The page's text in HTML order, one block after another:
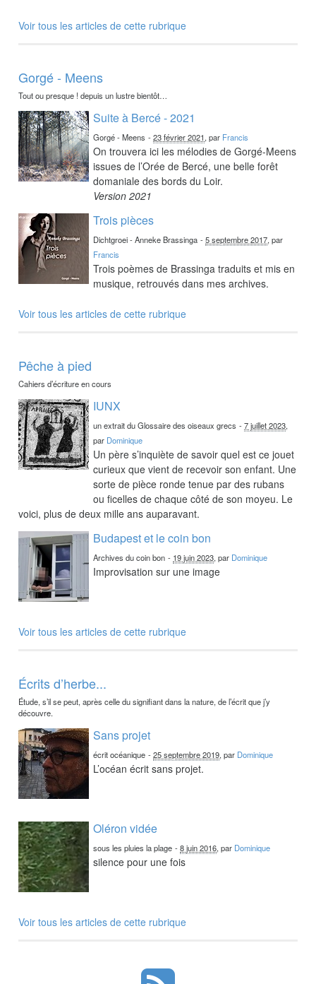
Voir tous les articles de cette rubrique
Gorgé - Meens
Tout ou presque ! depuis un lustre bientôt…
Suite à Bercé - 2021
Gorgé - Meens -23 février 2021, par Francis
On trouvera ici les mélodies de Gorgé-Meens
issues de l’Orée de Bercé, une belle forêt
domaniale des bords du Loir.
Version 2021
Trois pièces
Dichtgroei - Anneke Brassinga -5 septembre 2017, par
Francis
Trois poèmes de Brassinga traduits et mis en
musique, retrouvés dans mes archives.
Voir tous les articles de cette rubrique
Pêche à pied
Cahiers d’écriture en cours
IUNX
un extrait du Glossaire des oiseaux grecs -7 juillet 2023,
par Dominique
Un père s’inquiète de savoir quel est ce jouet
curieux que vient de recevoir son enfant. Une
sorte de pièce ronde tenue par des rubans
ou ficelles de chaque côté de son moyeu. Le
voici, plus de deux mille ans auparavant.
Budapest et le coin bon
Archives du coin bon - 19 juin 2023, par Dominique
Improvisation sur une image
Voir tous les articles de cette rubrique
Écrits d’herbe...
Étude, s’il se peut, après celle du signifiant dans la nature, de l’écrit que j’y
découvre.
Sans projet
écrit océanique -25 septembre 2019, par Dominique
L’océan écrit sans projet.
Oléron vidée
sous les pluies la plage -8 juin 2016, par Dominique
silence pour une fois
Voir tous les articles de cette rubrique